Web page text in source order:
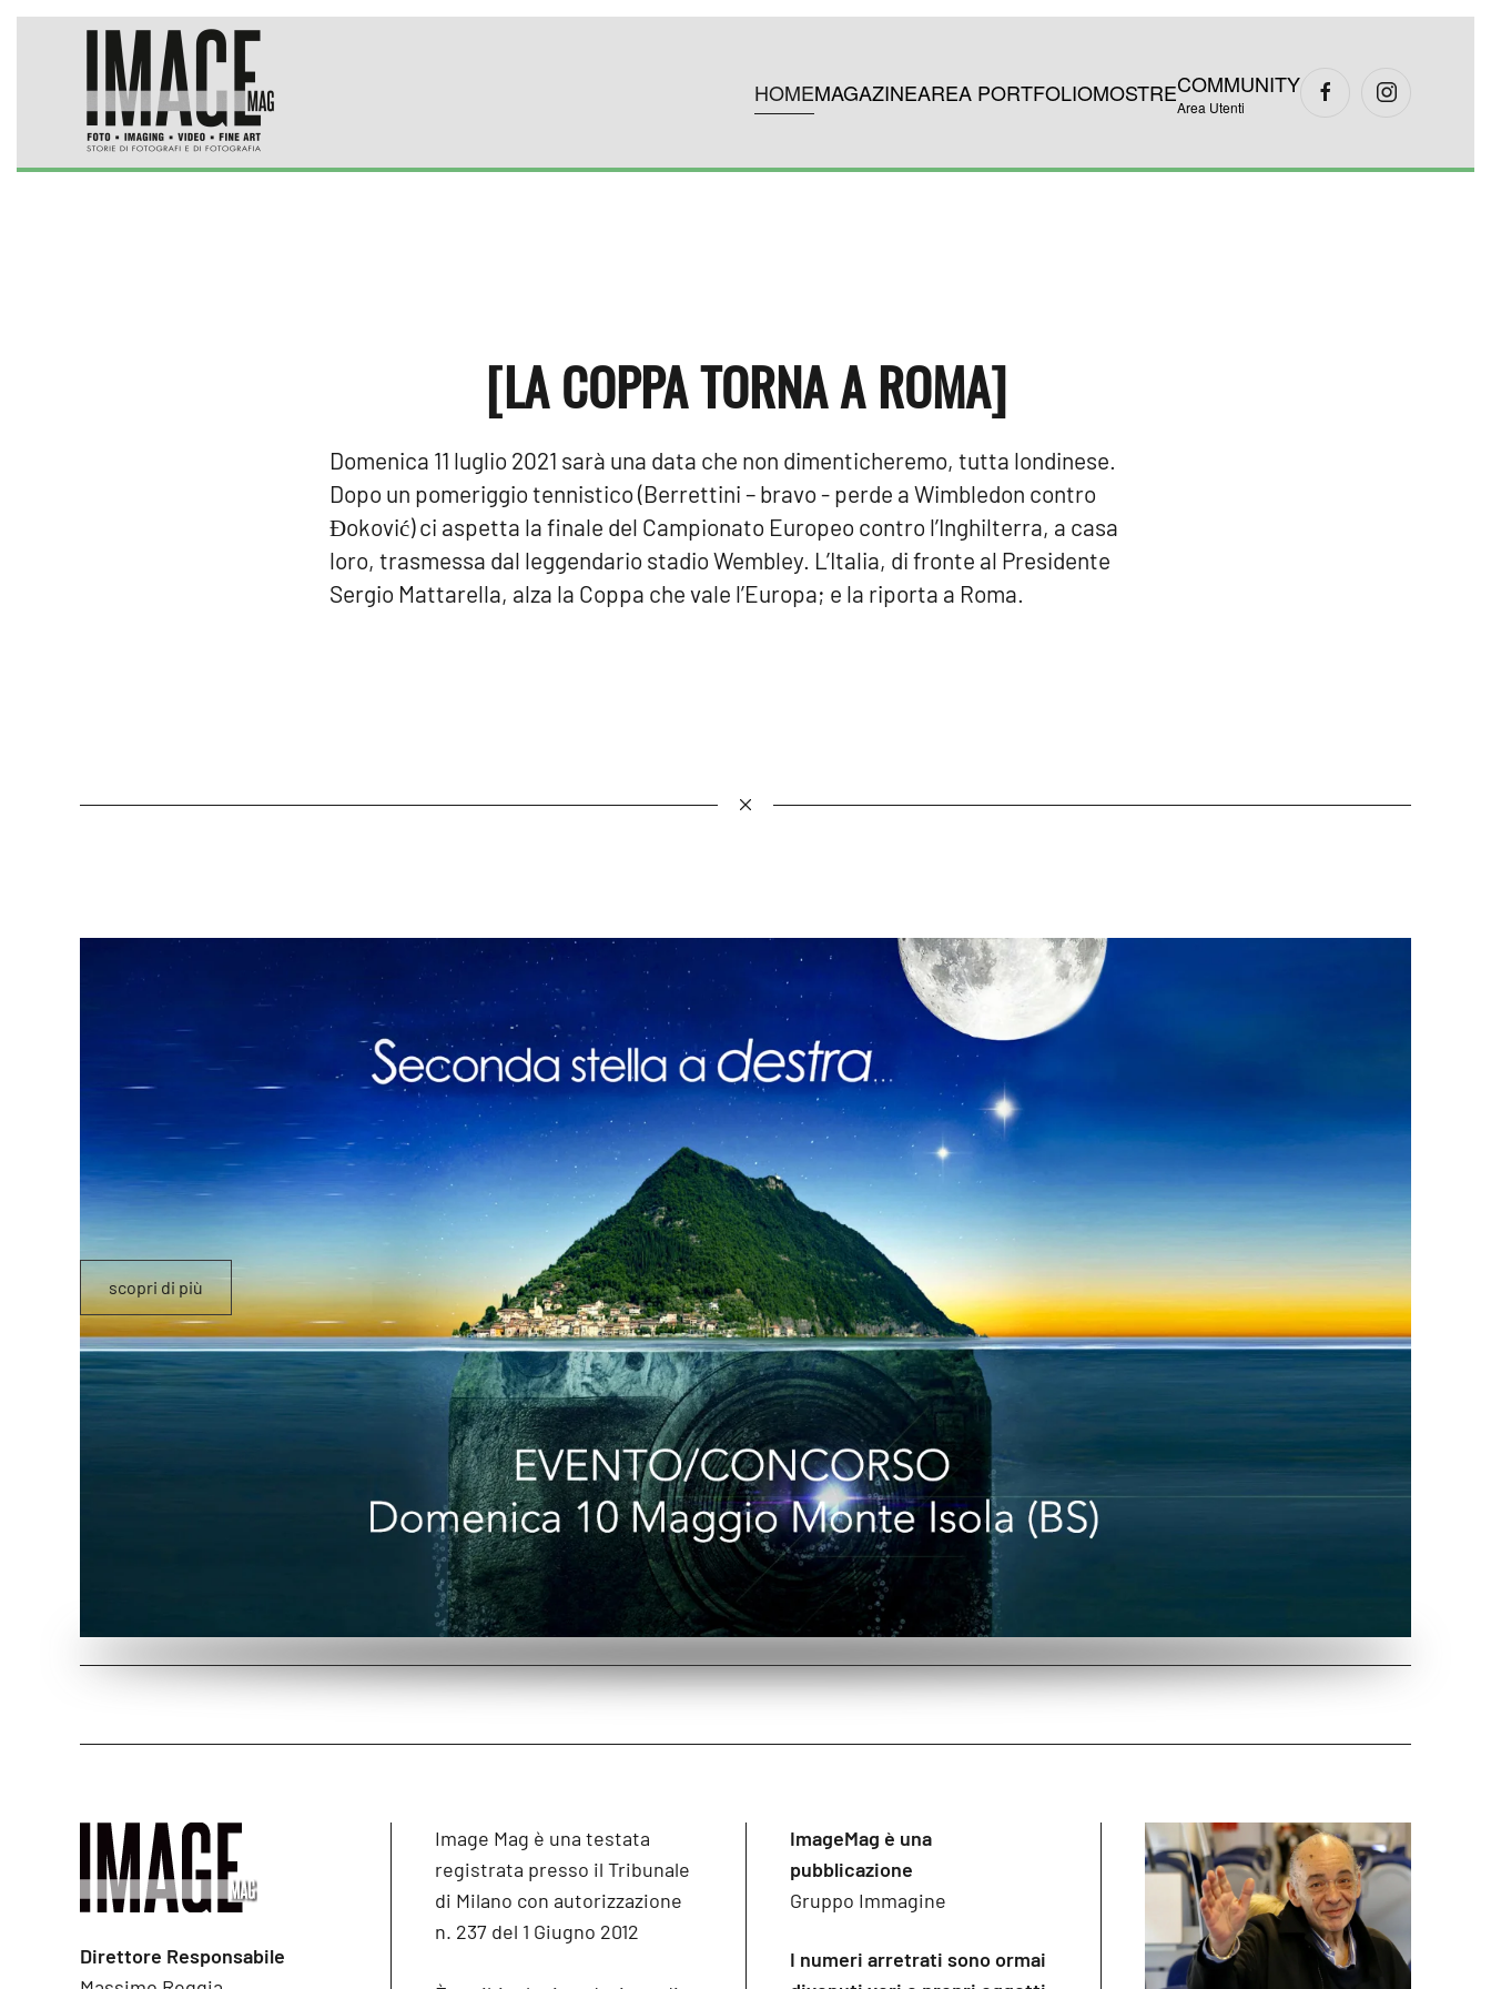
Skip to main content
HOMEMAGAZINEAREA PORTFOLIOMOSTRECOMMUNITY
Area Utenti
[LA COPPA TORNA A ROMA]
Domenica 11 luglio 2021 sarà una data che non dimenticheremo, tutta londinese.
Dopo un pomeriggio tennistico (Berrettini – bravo - perde a Wimbledon contro
Đoković) ci aspetta la finale del Campionato Europeo contro l’Inghilterra, a casa
loro, trasmessa dal leggendario stadio Wembley. L’Italia, di fronte al Presidente
Sergio Mattarella, alza la Coppa che vale l’Europa; e la riporta a Roma.
scopri di più
Direttore Responsabile
Image Mag è una testata
registrata presso il Tribunale
di Milano con autorizzazione
n. 237 del 1 Giugno 2012
ImageMag è una
pubblicazione
Gruppo Immagine
I numeri arretrati sono ormai